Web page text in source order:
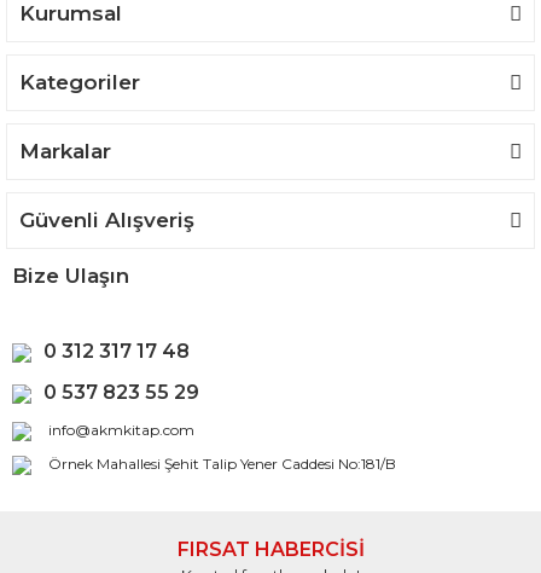
Kurumsal
Kategoriler
Markalar
Güvenli Alışveriş
Bize Ulaşın
0 312 317 17 48
0 537 823 55 29
info@akmkitap.com
Örnek Mahallesi Şehit Talip Yener Caddesi No:181/B
FIRSAT HABERCİSİ